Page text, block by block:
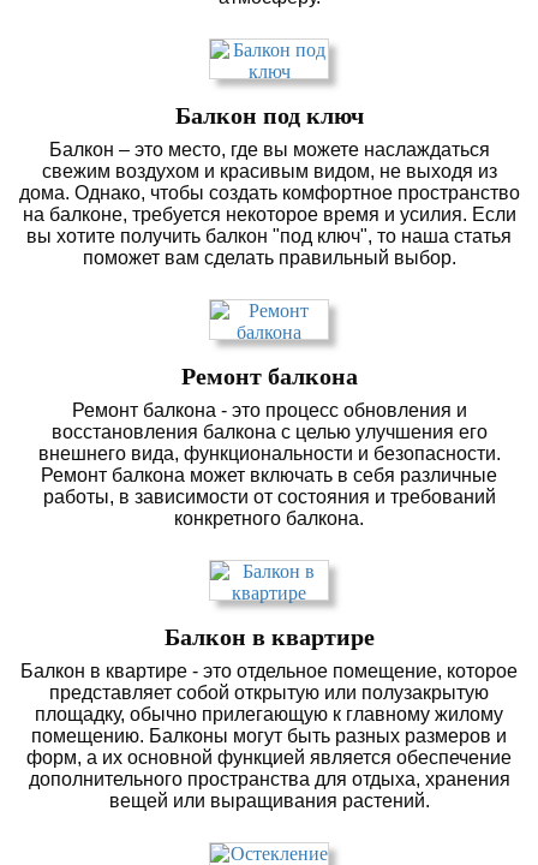
Балкон под ключ
Балкон – это место, где вы можете наслаждаться
свежим воздухом и красивым видом, не выходя из
дома. Однако, чтобы создать комфортное пространство
на балконе, требуется некоторое время и усилия. Если
вы хотите получить балкон "под ключ", то наша статья
поможет вам сделать правильный выбор.
Ремонт балкона
Ремонт балкона - это процесс обновления и
восстановления балкона с целью улучшения его
внешнего вида, функциональности и безопасности.
Ремонт балкона может включать в себя различные
работы, в зависимости от состояния и требований
конкретного балкона.
Балкон в квартире
Балкон в квартире - это отдельное помещение, которое
представляет собой открытую или полузакрытую
площадку, обычно прилегающую к главному жилому
помещению. Балконы могут быть разных размеров и
форм, а их основной функцией является обеспечение
дополнительного пространства для отдыха, хранения
вещей или выращивания растений.